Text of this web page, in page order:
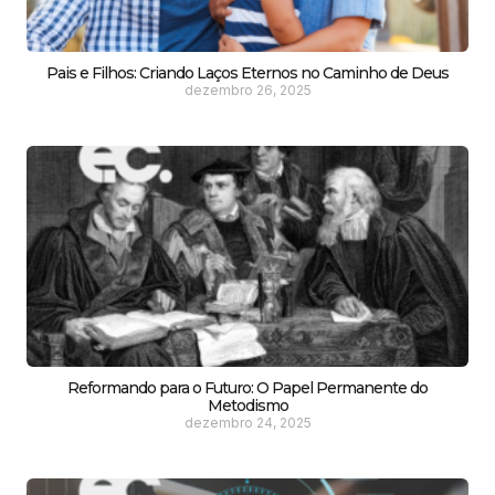
Pais e Filhos: Criando Laços Eternos no Caminho de Deus
dezembro 26, 2025
Reformando para o Futuro: O Papel Permanente do
Metodismo
dezembro 24, 2025